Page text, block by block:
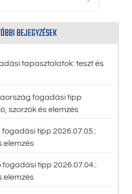
BEJEGYZÉSEK
tapasztalatok: teszt és
fogadási tipp
szorzók és elemzés
tipp 2026.07.05.:
elemzés
tipp 2026.07.04.:
elemzés